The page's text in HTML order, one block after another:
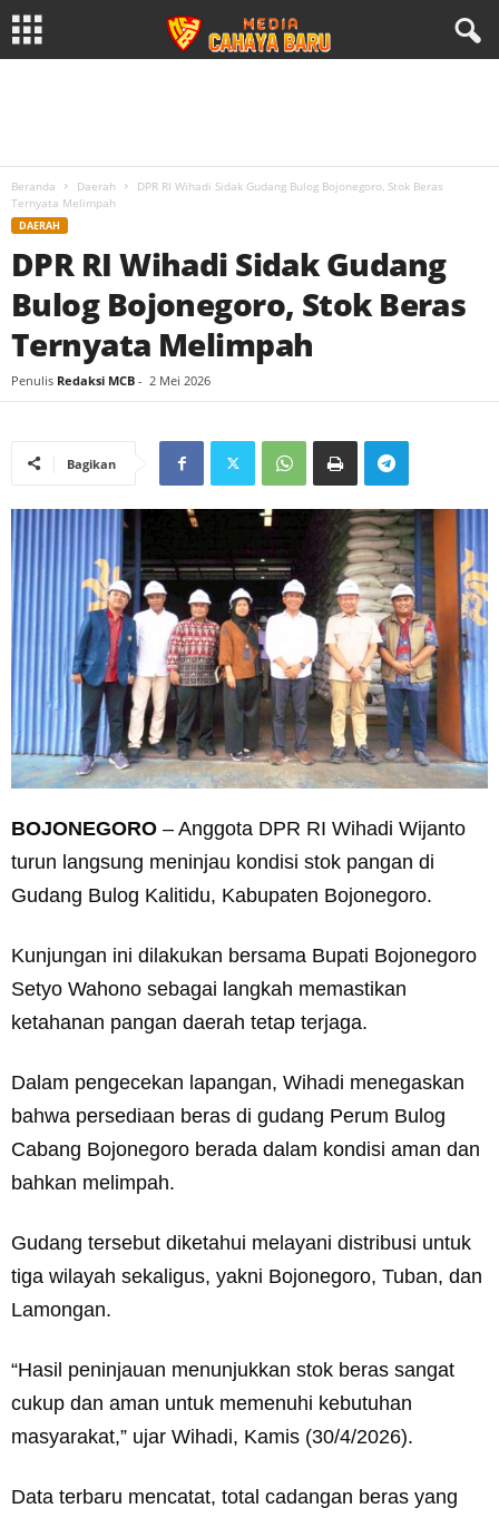
Beranda Daerah
DPR RI Wihadi Sidak Gudang Bulog Bojonegoro, Stok Beras
Ternyata Melimpah
DAERAH
DPR RI Wihadi Sidak Gudang
Bulog Bojonegoro, Stok Beras
Ternyata Melimpah
Penulis Redaksi MCB - 2 Mei 2026
Bagikan
BOJONEGORO – Anggota DPR RI Wihadi Wijanto
turun langsung meninjau kondisi stok pangan di
Gudang Bulog Kalitidu, Kabupaten Bojonegoro.
Kunjungan ini dilakukan bersama Bupati Bojonegoro
Setyo Wahono sebagai langkah memastikan
ketahanan pangan daerah tetap terjaga.
Dalam pengecekan lapangan, Wihadi menegaskan
bahwa persediaan beras di gudang Perum Bulog
Cabang Bojonegoro berada dalam kondisi aman dan
bahkan melimpah.
Gudang tersebut diketahui melayani distribusi untuk
tiga wilayah sekaligus, yakni Bojonegoro, Tuban, dan
Lamongan.
“Hasil peninjauan menunjukkan stok beras sangat
cukup dan aman untuk memenuhi kebutuhan
masyarakat,” ujar Wihadi, Kamis (30/4/2026).
Data terbaru mencatat, total cadangan beras yang